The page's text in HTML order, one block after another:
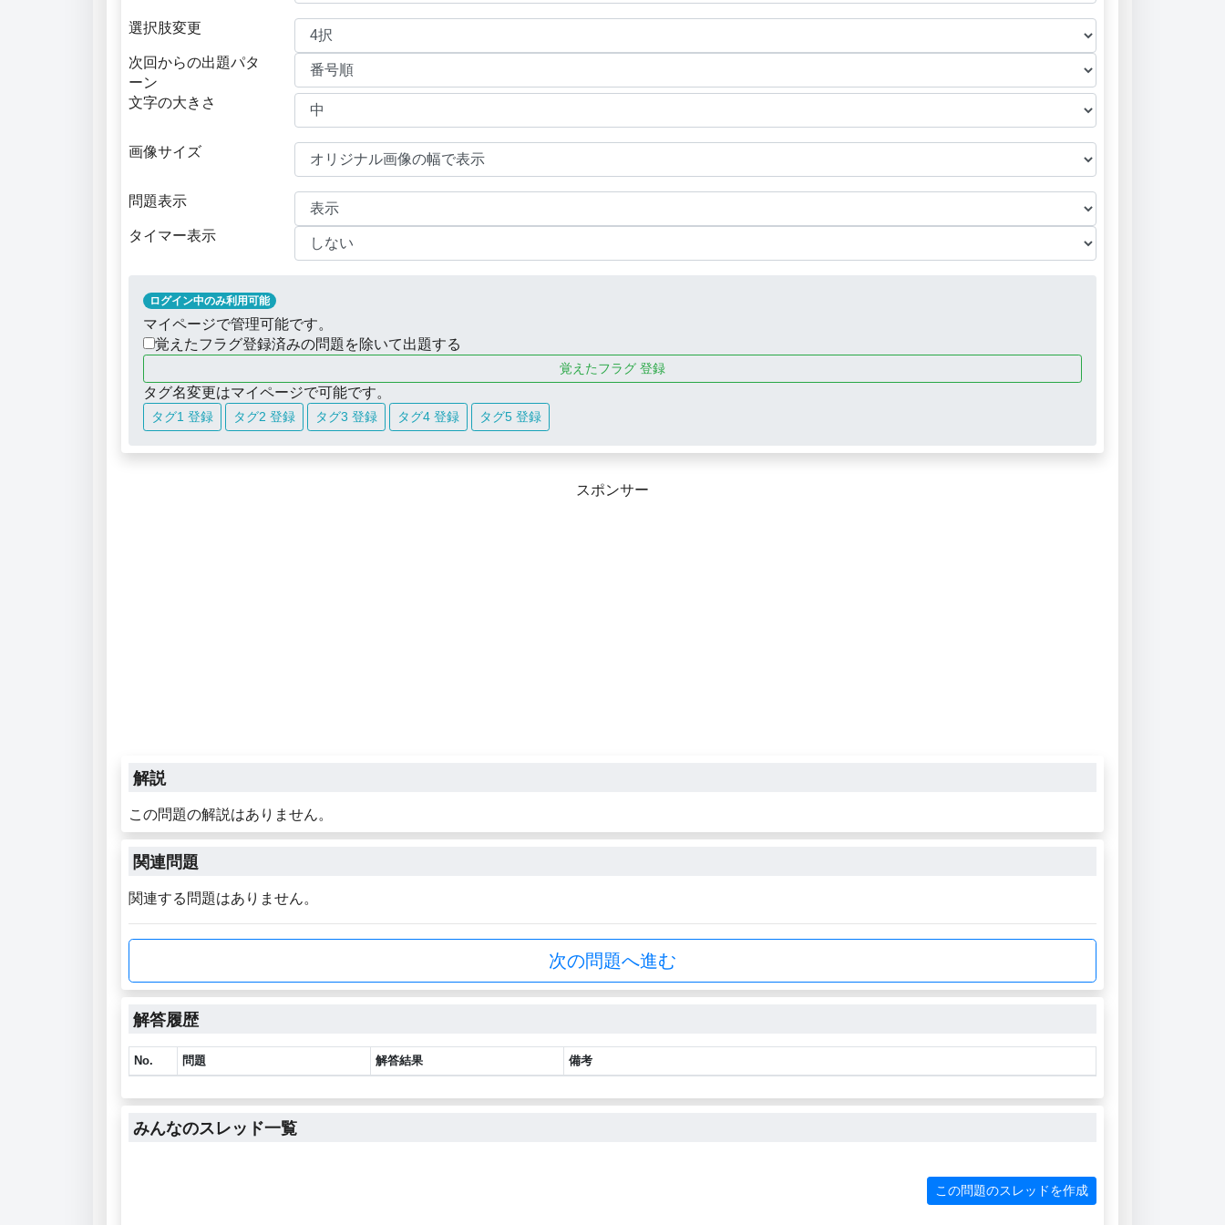
選択肢変更
次回からの出題パタ
ーン
文字の大きさ
画像サイズ
問題表示
タイマー表示
ログイン中のみ利用可能
マイページで管理可能です。
覚えたフラグ登録済みの問題を除いて出題する
覚えたフラグ 登録
タグ名変更はマイページで可能です。
タグ1 登録 タグ2 登録 タグ3 登録 タグ4 登録 タグ5 登録
スポンサー
解説
この問題の解説はありません。
関連問題
関連する問題はありません。
次の問題へ進む
解答履歴
No. 問題 解答結果 備考
みんなのスレッド一覧
この問題のスレッドを作成